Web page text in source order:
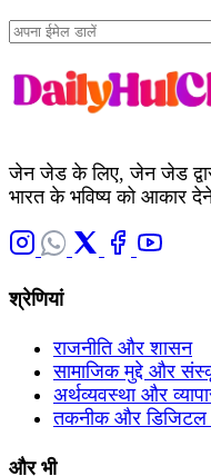
जेन जेड के लिए, जेन जेड
भारत के भविष्य को आकार
श्रेणियां
राजनीति और शासन
सामाजिक मुद्दे और
अर्थव्यवस्था और
तकनीक और डिजिटल
और भी